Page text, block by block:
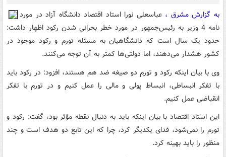
به گزارش مشرق ، عباسعلی نورا استاد اقتصاد دانشگاه آزاد در مورد
نامه 4 وزیر به رئیس‌جمهور در مورد خطر بحرانی شدن رکود اظهار داشت:
حدود یک سال است که دانشگاهیان به مسئله تورم و رکود موجود در
کشور هشدار می‌دهند، اما دولتی‌ها کمتر به آن توجه می‌کنند.
وی با بیان اینکه رکود و تورم دو صیغه ضد هم‌‌ هستند، افزود: در رکود باید
با تفکر انبساطی، انبساط پولی و مالی را عمل کنیم و در تورم با تفکر
انقباضی عمل کنیم.
این استاد اقتصاد با بیان اینکه باید به دنبال نقطه مؤثر بود، گفت: رکود و
تورم را نمی‌شود، فدای یکدیگر کرد، چرا که این تابع دو هدف است و چند
منظور را باید بهینه کرد.